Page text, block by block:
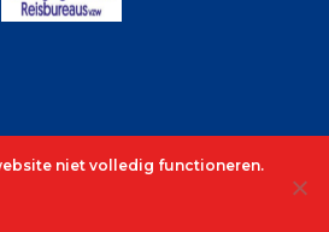
niet volledig functioneren.